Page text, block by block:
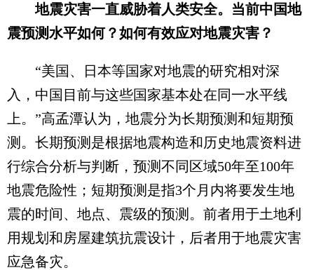
地震灾害一直威胁着人类安全。当前中国地
震预测水平如何？如何有效应对地震灾害？
“美国、日本等国家对地震的研究相对深
入，中国目前与这些国家基本处在同一水平线
上。”高孟潭认为，地震分为长期预测和短期预
测。长期预测是根据地震构造和历史地震资料进
行综合分析与判断，预测不同区域50年至100年
地震危险性；短期预测是指3个月内将要发生地
震的时间、地点、震级的预测。前者用于土地利
用规划和房屋建筑抗震设计，后者用于地震灾害
应急备灾。